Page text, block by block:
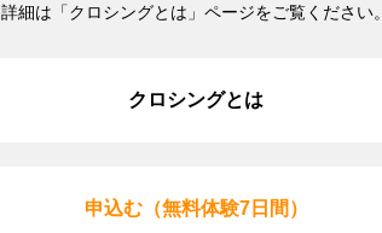
詳細は「クロシングとは」ページをご覧ください。
クロシングとは
申込む（無料体験7日間）